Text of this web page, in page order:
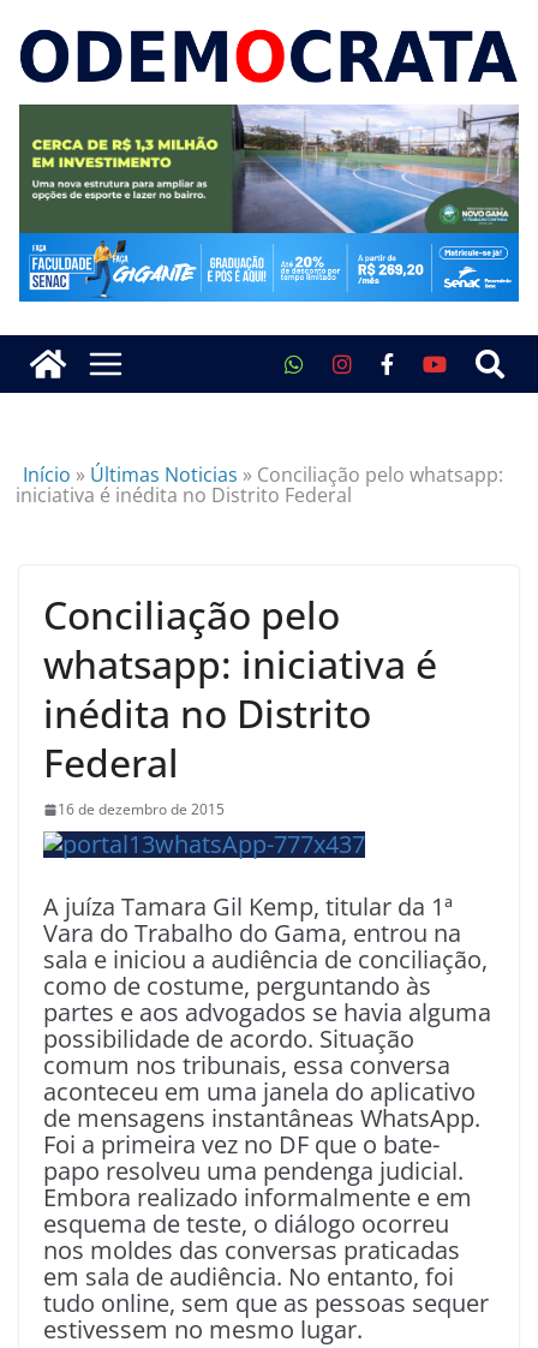
Início » Últimas Noticias » Conciliação pelo whatsapp:
iniciativa é inédita no Distrito Federal
Conciliação pelo
whatsapp: iniciativa é
inédita no Distrito
Federal
16 de dezembro de 2015
A juíza Tamara Gil Kemp, titular da 1ª
Vara do Trabalho do Gama, entrou na
sala e iniciou a audiência de conciliação,
como de costume, perguntando às
partes e aos advogados se havia alguma
possibilidade de acordo. Situação
comum nos tribunais, essa conversa
aconteceu em uma janela do aplicativo
de mensagens instantâneas WhatsApp.
Foi a primeira vez no DF que o bate-
papo resolveu uma pendenga judicial.
Embora realizado informalmente e em
esquema de teste, o diálogo ocorreu
nos moldes das conversas praticadas
em sala de audiência. No entanto, foi
tudo online, sem que as pessoas sequer
estivessem no mesmo lugar.